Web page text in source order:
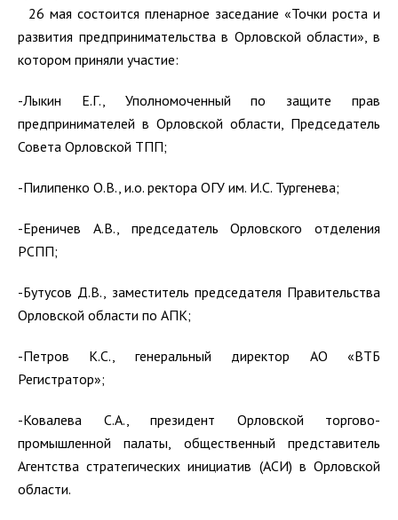
26 мая состоится пленарное заседание «Точки роста и
развития предпринимательства в Орловской области», в
котором приняли участие:
-Лыкин Е.Г., Уполномоченный по защите прав
предпринимателей в Орловской области, Председатель
Совета Орловской ТПП;
-Пилипенко О.В., и.о. ректора ОГУ им. И.С. Тургенева;
-Ереничев А.В., председатель Орловского отделения
РСПП;
-Бутусов Д.В., заместитель председателя Правительства
Орловской области по АПК;
-Петров К.С., генеральный директор АО «ВТБ
Регистратор»;
-Ковалева С.А., президент Орловской торгово-
промышленной палаты, общественный представитель
Агентства стратегических инициатив (АСИ) в Орловской
области.